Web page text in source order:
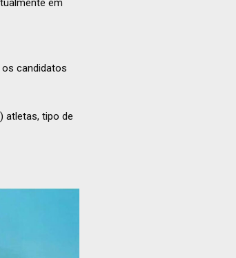
em
candidatos
atletas, tipo de